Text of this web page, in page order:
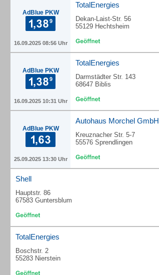
AdBlue PKW
16.09.2025 08:56 Uhr
TotalEnergies
Dekan-Laist-Str. 56
55129 Hechtsheim
AdBlue PKW
16.09.2025 10:31 Uhr
TotalEnergies
Darmstädter Str. 143
68647 Biblis
AdBlue PKW
25.09.2025 13:30 Uhr
Autohaus Morchel GmbH
Kreuznacher Str. 5-7
55576 Sprendlingen
Shell
Hauptstr. 86
67583 Guntersblum
TotalEnergies
Boschstr. 2
55283 Nierstein